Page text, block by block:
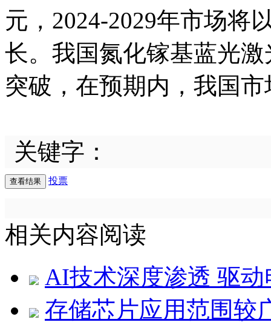
元，2024-2029年市场将
长。我国氮化镓基蓝光
突破，在预期内，我国
关键字：
投票
相关内容阅读
AI技术深度渗透 驱
存储芯片应用范围较